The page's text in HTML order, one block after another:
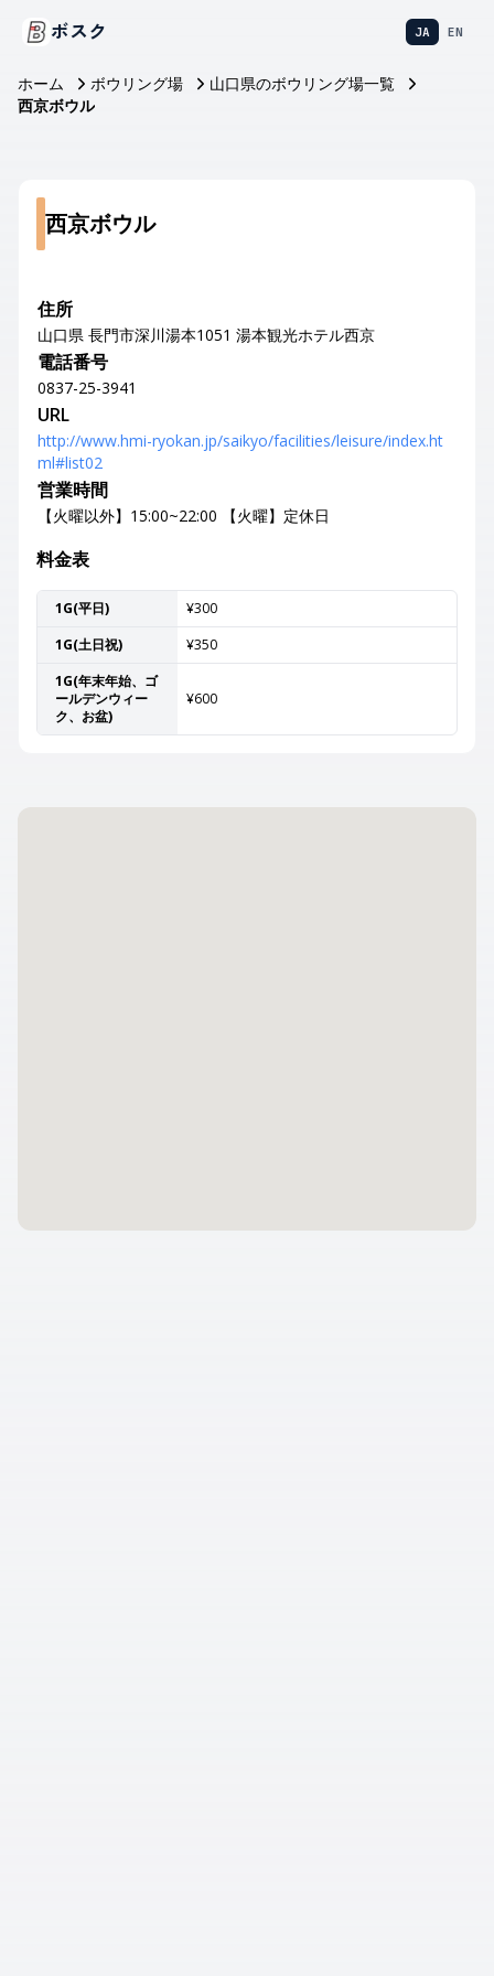
ボスク JA EN
ホーム ボウリング場
山口県のボウリング場一覧
西京ボウル
西京ボウル
住所
山口県 長門市深川湯本1051 湯本観光ホテル西京
電話番号
0837-25-3941
URL
http://www.hmi-ryokan.jp/saikyo/facilities/leisure/index.ht
ml#list02
営業時間
【火曜以外】15:00~22:00 【火曜】定休日
料金表
1G(平日)
¥300
1G(土日祝)
¥350
1G(年末年始、ゴ
ールデンウィー
ク、お盆)
¥600